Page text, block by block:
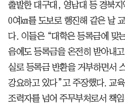
출발한 대구대, 영남대 등 경북
0여㎞를 도보로 행진해 같은 날
다. 이들은 “대학은 등록금에 맞
음에도 등록금을 온전히 받아내
실로 등록금 반환을 거부하면서
강요하고 있다”고 주장했다. 교
조력자를 넘어 주무부처로서 책